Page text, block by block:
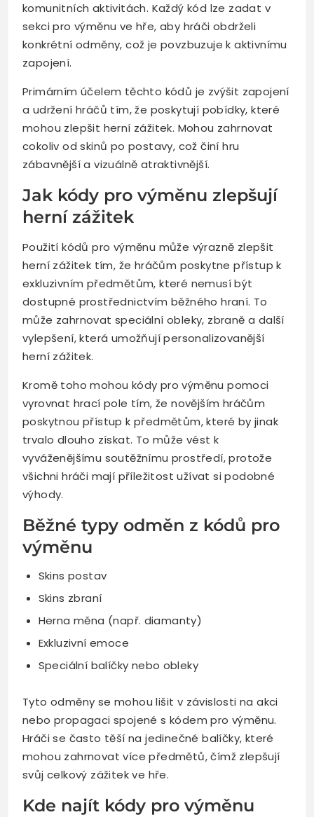
komunitních aktivitách. Každý kód lze zadat v
sekci pro výměnu ve hře, aby hráči obdrželi
konkrétní odměny, což je povzbuzuje k aktivnímu
zapojení.
Primárním účelem těchto kódů je zvýšit zapojení
a udržení hráčů tím, že poskytují pobídky, které
mohou zlepšit herní zážitek. Mohou zahrnovat
cokoliv od skinů po postavy, což činí hru
zábavnější a vizuálně atraktivnější.
Jak kódy pro výměnu zlepšují
herní zážitek
Použití kódů pro výměnu může výrazně zlepšit
herní zážitek tím, že hráčům poskytne přístup k
exkluzivním předmětům, které nemusí být
dostupné prostřednictvím běžného hraní. To
může zahrnovat speciální obleky, zbraně a další
vylepšení, která umožňují personalizovanější
herní zážitek.
Kromě toho mohou kódy pro výměnu pomoci
vyrovnat hrací pole tím, že novějším hráčům
poskytnou přístup k předmětům, které by jinak
trvalo dlouho získat. To může vést k
vyváženějšímu soutěžnímu prostředí, protože
všichni hráči mají příležitost užívat si podobné
výhody.
Běžné typy odměn z kódů pro
výměnu
Skins postav
Skins zbraní
Herna měna (např. diamanty)
Exkluzivní emoce
Speciální balíčky nebo obleky
Tyto odměny se mohou lišit v závislosti na akci
nebo propagaci spojené s kódem pro výměnu.
Hráči se často těší na jedinečné balíčky, které
mohou zahrnovat více předmětů, čímž zlepšují
svůj celkový zážitek ve hře.
Kde najít kódy pro výměnu